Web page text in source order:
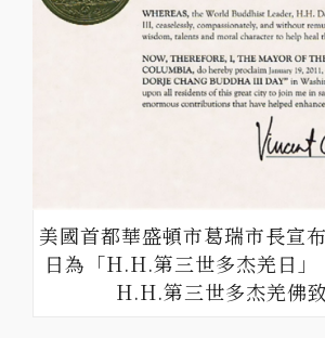
美國首都華盛頓市葛瑞市長宣
日為「H.H.第三世多杰羌日」
H.H.第三世多杰羌佛致